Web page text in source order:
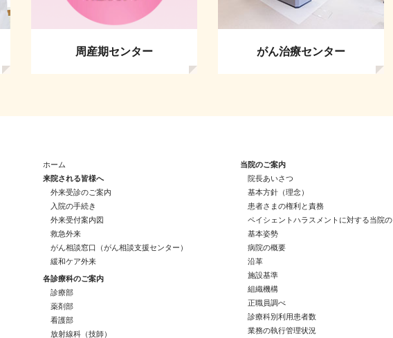
周産期センター がん治療センター
ホーム
来院される皆様へ
外来受診のご案内
入院の手続き
外来受付案内図
救急外来
がん相談窓口（がん相談支援センター）
緩和ケア外来
各診療科のご案内
診療部
薬剤部
看護部
放射線科（技師）
当院のご案内
院長あいさつ
基本方針（理念）
患者さまの権利と責務
ペイシェントハラスメントに対する当院の
基本姿勢
病院の概要
沿革
施設基準
組織機構
正職員調べ
診療科別利用患者数
業務の執行管理状況